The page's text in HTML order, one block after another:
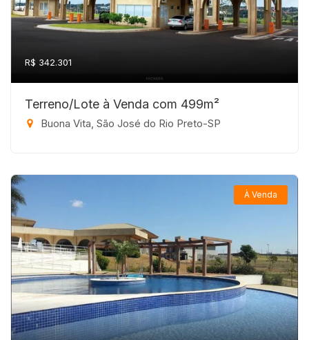
R$ 342.301
Terreno/Lote à Venda com 499m²
Buona Vita, São José do Rio Preto-SP
À Venda